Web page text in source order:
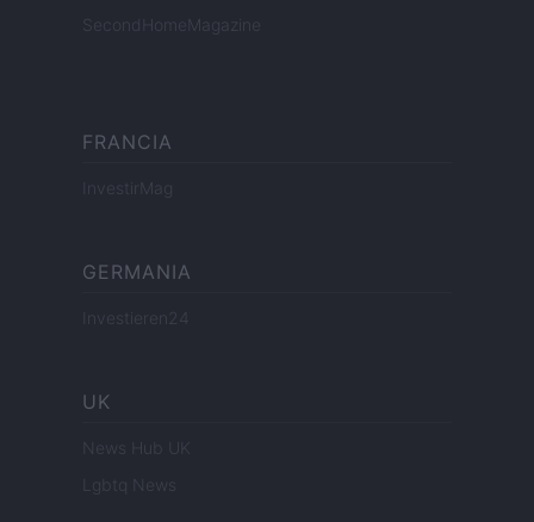
SecondHomeMagazine
FRANCIA
InvestirMag
GERMANIA
Investieren24
UK
News Hub UK
Lgbtq News